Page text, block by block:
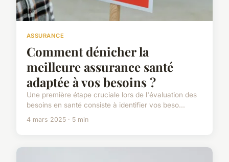
ASSURANCE
Comment dénicher la
meilleure assurance santé
adaptée à vos besoins ?
Une première étape cruciale lors de l'évaluation des
besoins en santé consiste à identifier vos beso...
4 mars 2025 · 5 min